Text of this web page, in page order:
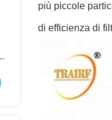
più piccole
di efficienza di